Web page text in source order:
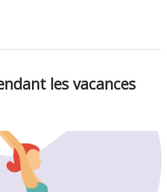
les vacances